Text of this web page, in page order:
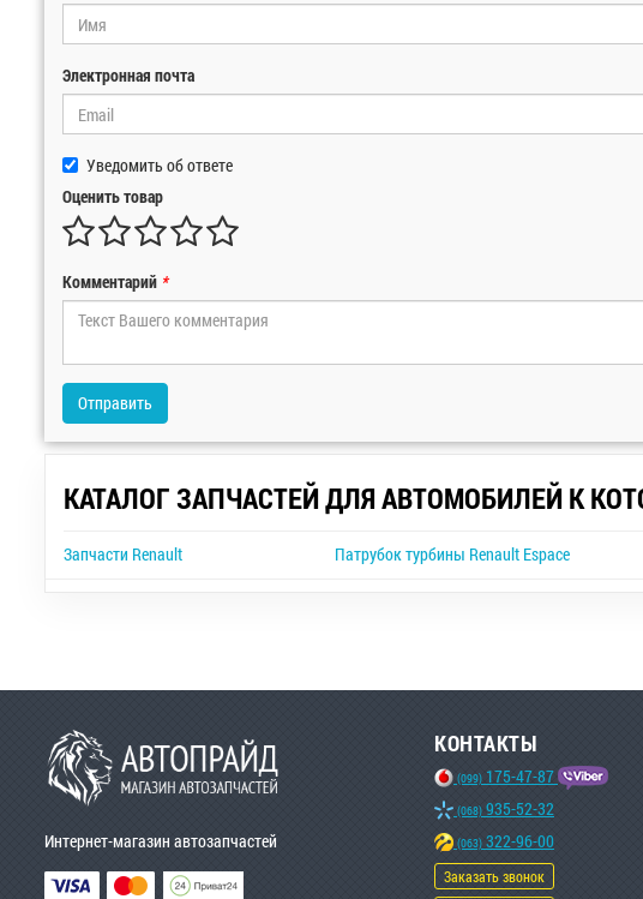
Электронная почта
Уведомить об ответе
Оценить товар
Комментарий *
Отправить
КАТАЛОГ ЗАПЧАСТЕЙ ДЛЯ АВТОМОБИЛЕЙ К
Запчасти Renault Патрубок турбины Renault Espace
Интернет-магазин автозапчастей
КОНТАКТЫ
(099) 175-47-87
(068) 935-52-32
(063) 322-96-00
Заказать звонок